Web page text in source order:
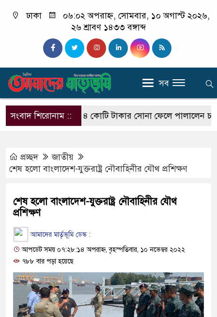
ঢাকা
০৬:০২ অপরাহ্ন, সোমবার, ১০ অগাস্ট ২০২৬,
২৬ শ্রাবণ ১৪৩৩ বঙ্গাব্দ
সব
সংবাদ শিরোনাম ::পৌনে ৪ কোটি টাকার সোনা ফেলে পালালেন চালক
প্রচ্ছদ
জাতীয়
শেষ হলো বাংলাদেশ-যুক্তরাষ্ট্র নৌবাহিনীর যৌথ প্রশিক্ষণ
শেষ হলো বাংলাদেশ-যুক্তরাষ্ট্র নৌবাহিনীর যৌথ
প্রশিক্ষণ
আমাদের মার্তৃভূমি ডেস্ক :
আপডেট সময় ০৭:২৮:১৪ অপরাহ্ন, বৃহস্পতিবার, ১০ নভেম্বর ২০২২
৭৮৮ বার পড়া হয়েছে